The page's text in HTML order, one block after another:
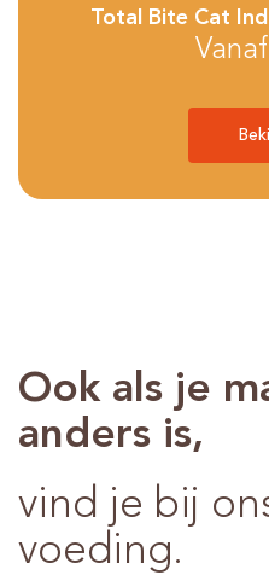
Total Bite Cat
Ook als je
anders is,
vind je bij
voeding.